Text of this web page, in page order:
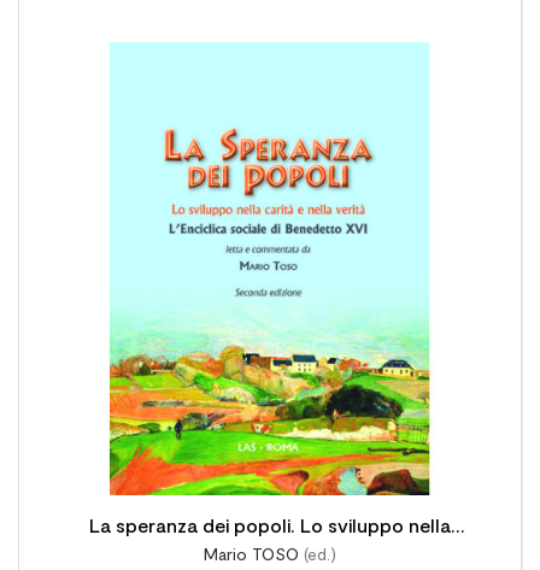
La speranza dei popoli. Lo sviluppo nella
carità e nella verità. L'enciclica "Caritas in
Mario TOSO (ed.)